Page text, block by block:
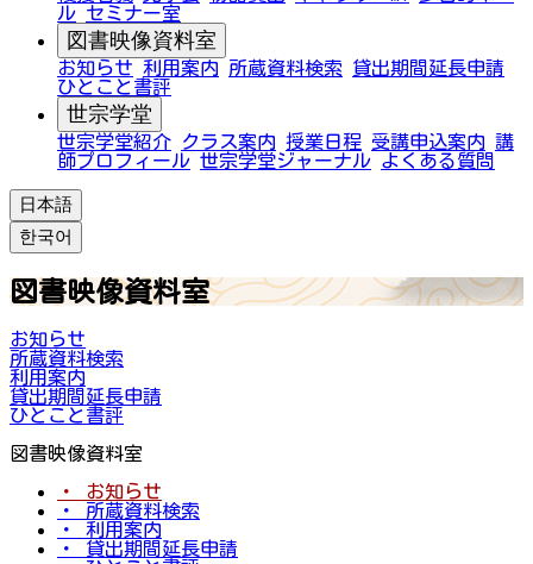
ル セミナー室
図書映像資料室
お知らせ 利用案内 所蔵資料検索
貸出期間延長申請
ひとこと書評
世宗学堂
世宗学堂紹介 クラス案内 授業日程 受講申込案内 講
師プロフィール 世宗学堂ジャーナル よくある質問
日本語
한국어
図書映像資料室
お知らせ
所蔵資料検索
利用案内
貸出期間延長申請
ひとこと書評
図書映像資料室
・ お知らせ
・ 所蔵資料検索
・ 利用案内
・ 貸出期間延長申請